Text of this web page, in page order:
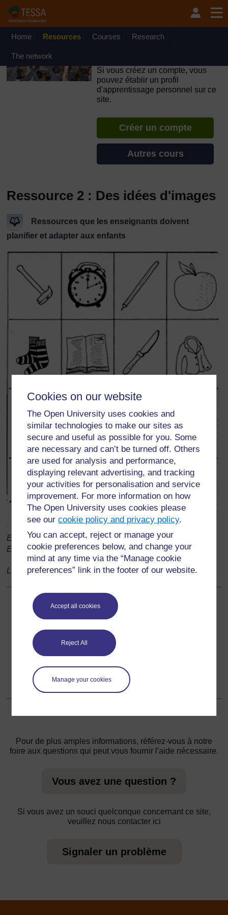
Cookies on our website
The Open University uses cookies and
similar technologies to make our sites as
secure and useful as possible for you. Some
are necessary and can’t be turned off. Others
are used for analysis and performance,
displaying relevant advertising, and tracking
your activities for personalisation and service
improvement. For more information on how
The Open University uses cookies please
see ourcookie policy and privacy policy.
You can accept, reject or manage your
cookie preferences below, and change your
mind at any time via the “Manage cookie
preferences” link in the footer of our website.
Accept all cookies
Reject All
Manage your cookies
Passer au contenu principal
OpenLearn Create will be unavailable on Wednesday 12
August 2026 from 8am to 10.30am (GMT) due to routine
Home Resources Courses Research
The network
Si vous créez un compte, vous
pouvez établir un profil
d'apprentissage personnel sur ce
site.
Créer un compte
Autres cours
Ressource 2 : Des idées d'images
Ressources que les enseignants doivent
planifier et adapter aux enfants
Emprunté de: Livres en exposition: New Day-by-Day
English Course
Line drawings: Modern English Teacher, 10
Précédent
Précédent
Ressource 1 : Plus d'activités sur l'écart d'information
Suivant
Suivant
Ressource 3 : Mots et sens – les os dans le corps humain
Pour de plus amples informations, référez-vous à notre
foire aux questions qui peut vous fournir l'aide nécessaire.
Vous avez une question ?
Si vous avez un souci quelconque concernant ce site,
veuillez nous contacter ici
Signaler un problème